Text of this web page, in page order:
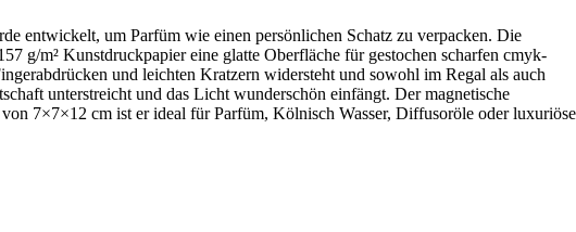
entwickelt, um Parfüm wie einen persönlichen Schatz zu verpacken. Die
g/m² Kunstdruckpapier eine glatte Oberfläche für gestochen scharfen cmyk-
und leichten Kratzern widersteht und sowohl im Regal als auch
unterstreicht und das Licht wunderschön einfängt. Der magnetische
7×7×12 cm ist er ideal für Parfüm, Kölnisch Wasser, Diffusoröle oder luxuriöse